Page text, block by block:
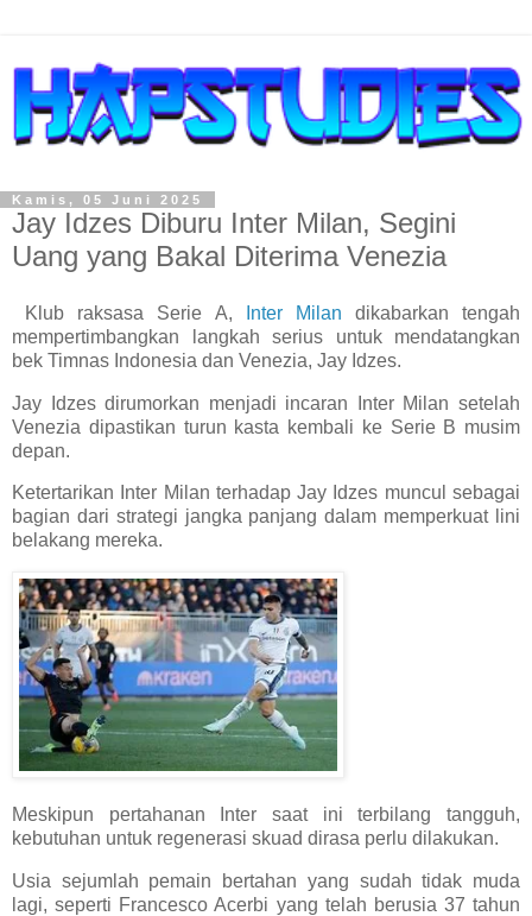
Kamis, 05 Juni 2025
Jay Idzes Diburu Inter Milan, Segini
Uang yang Bakal Diterima Venezia
Klub raksasa Serie A, Inter Milan dikabarkan tengah
mempertimbangkan langkah serius untuk mendatangkan
bek Timnas Indonesia dan Venezia, Jay Idzes.
Jay Idzes dirumorkan menjadi incaran Inter Milan setelah
Venezia dipastikan turun kasta kembali ke Serie B musim
depan.
Ketertarikan Inter Milan terhadap Jay Idzes muncul sebagai
bagian dari strategi jangka panjang dalam memperkuat lini
belakang mereka.
Meskipun pertahanan Inter saat ini terbilang tangguh,
kebutuhan untuk regenerasi skuad dirasa perlu dilakukan.
Usia sejumlah pemain bertahan yang sudah tidak muda
lagi, seperti Francesco Acerbi yang telah berusia 37 tahun